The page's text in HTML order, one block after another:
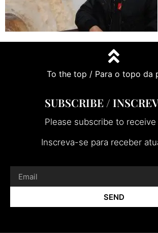
To the top / Para o topo da
SUBSCRIBE /
Please subscribe to receive
Inscreva-se para receber
SEND